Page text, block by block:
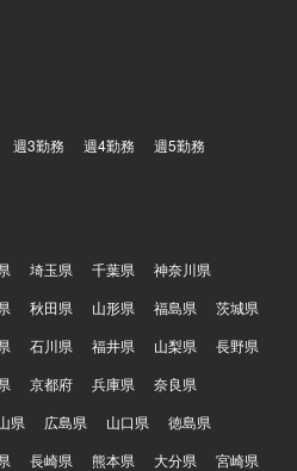
週3勤務 週4勤務 週5勤務
埼玉県 千葉県
神奈川県
秋田県 山形県 福島県
茨城県
石川県 福井県 山梨県
長野県
京都府 兵庫県
奈良県
県 広島県 山口県
徳島県
長崎県 熊本県 大分県 宮崎県